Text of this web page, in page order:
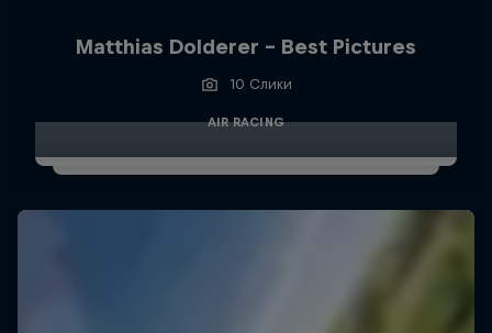
Matthias Dolderer - Best Pictures
10 Слики
AIR RACING